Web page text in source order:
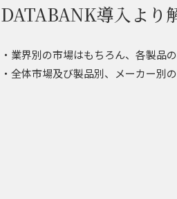
DATABANK導入より
・業界別の市場はもちろん、各製品
・全体市場及び製品別、メーカー別